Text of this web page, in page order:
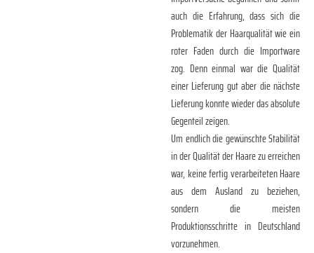
auch die Erfahrung, dass sich die
Problematik der Haarqualität wie ein
roter Faden durch die Importware
zog. Denn einmal war die Qualität
einer Lieferung gut aber die nächste
Lieferung konnte wieder das absolute
Gegenteil zeigen.
Um endlich die gewünschte Stabilität
in der Qualität der Haare zu erreichen
war, keine fertig verarbeiteten Haare
aus dem Ausland zu beziehen,
sondern die meisten
Produktionsschritte in Deutschland
vorzunehmen.